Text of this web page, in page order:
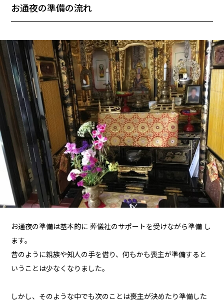
お通夜の準備の流れ
お通夜の準備は基本的に 葬儀社のサポートを受けながら準備 し
ます。
昔のように親族や知人の手を借り、何もかも喪主が準備すると
いうことは少なくなりました。
しかし、そのような中でも次のことは喪主が決めたり準備した